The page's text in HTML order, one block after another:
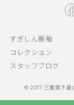
すぎしん振袖
コレクション
スタッフブログ
© 2017 三重県下